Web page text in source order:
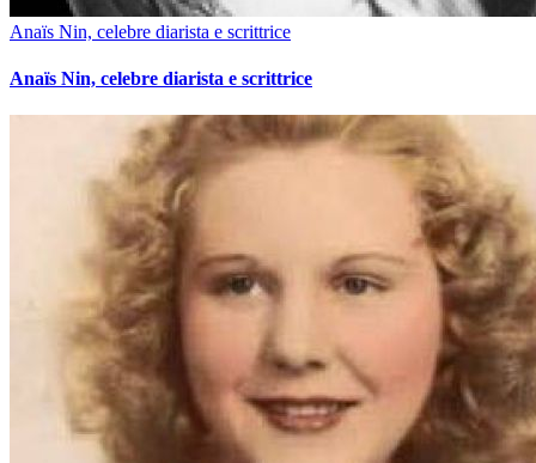
Anaïs Nin, celebre diarista e scrittrice
Anaïs Nin, celebre diarista e scrittrice